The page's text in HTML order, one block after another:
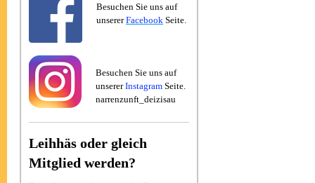
Besuchen Sie uns auf
unsererFacebook Seite.
Besuchen Sie uns auf
unsererInstagram Seite.
narrenzunft_deizisau
Leihhäs oder gleich
Mitglied werden?